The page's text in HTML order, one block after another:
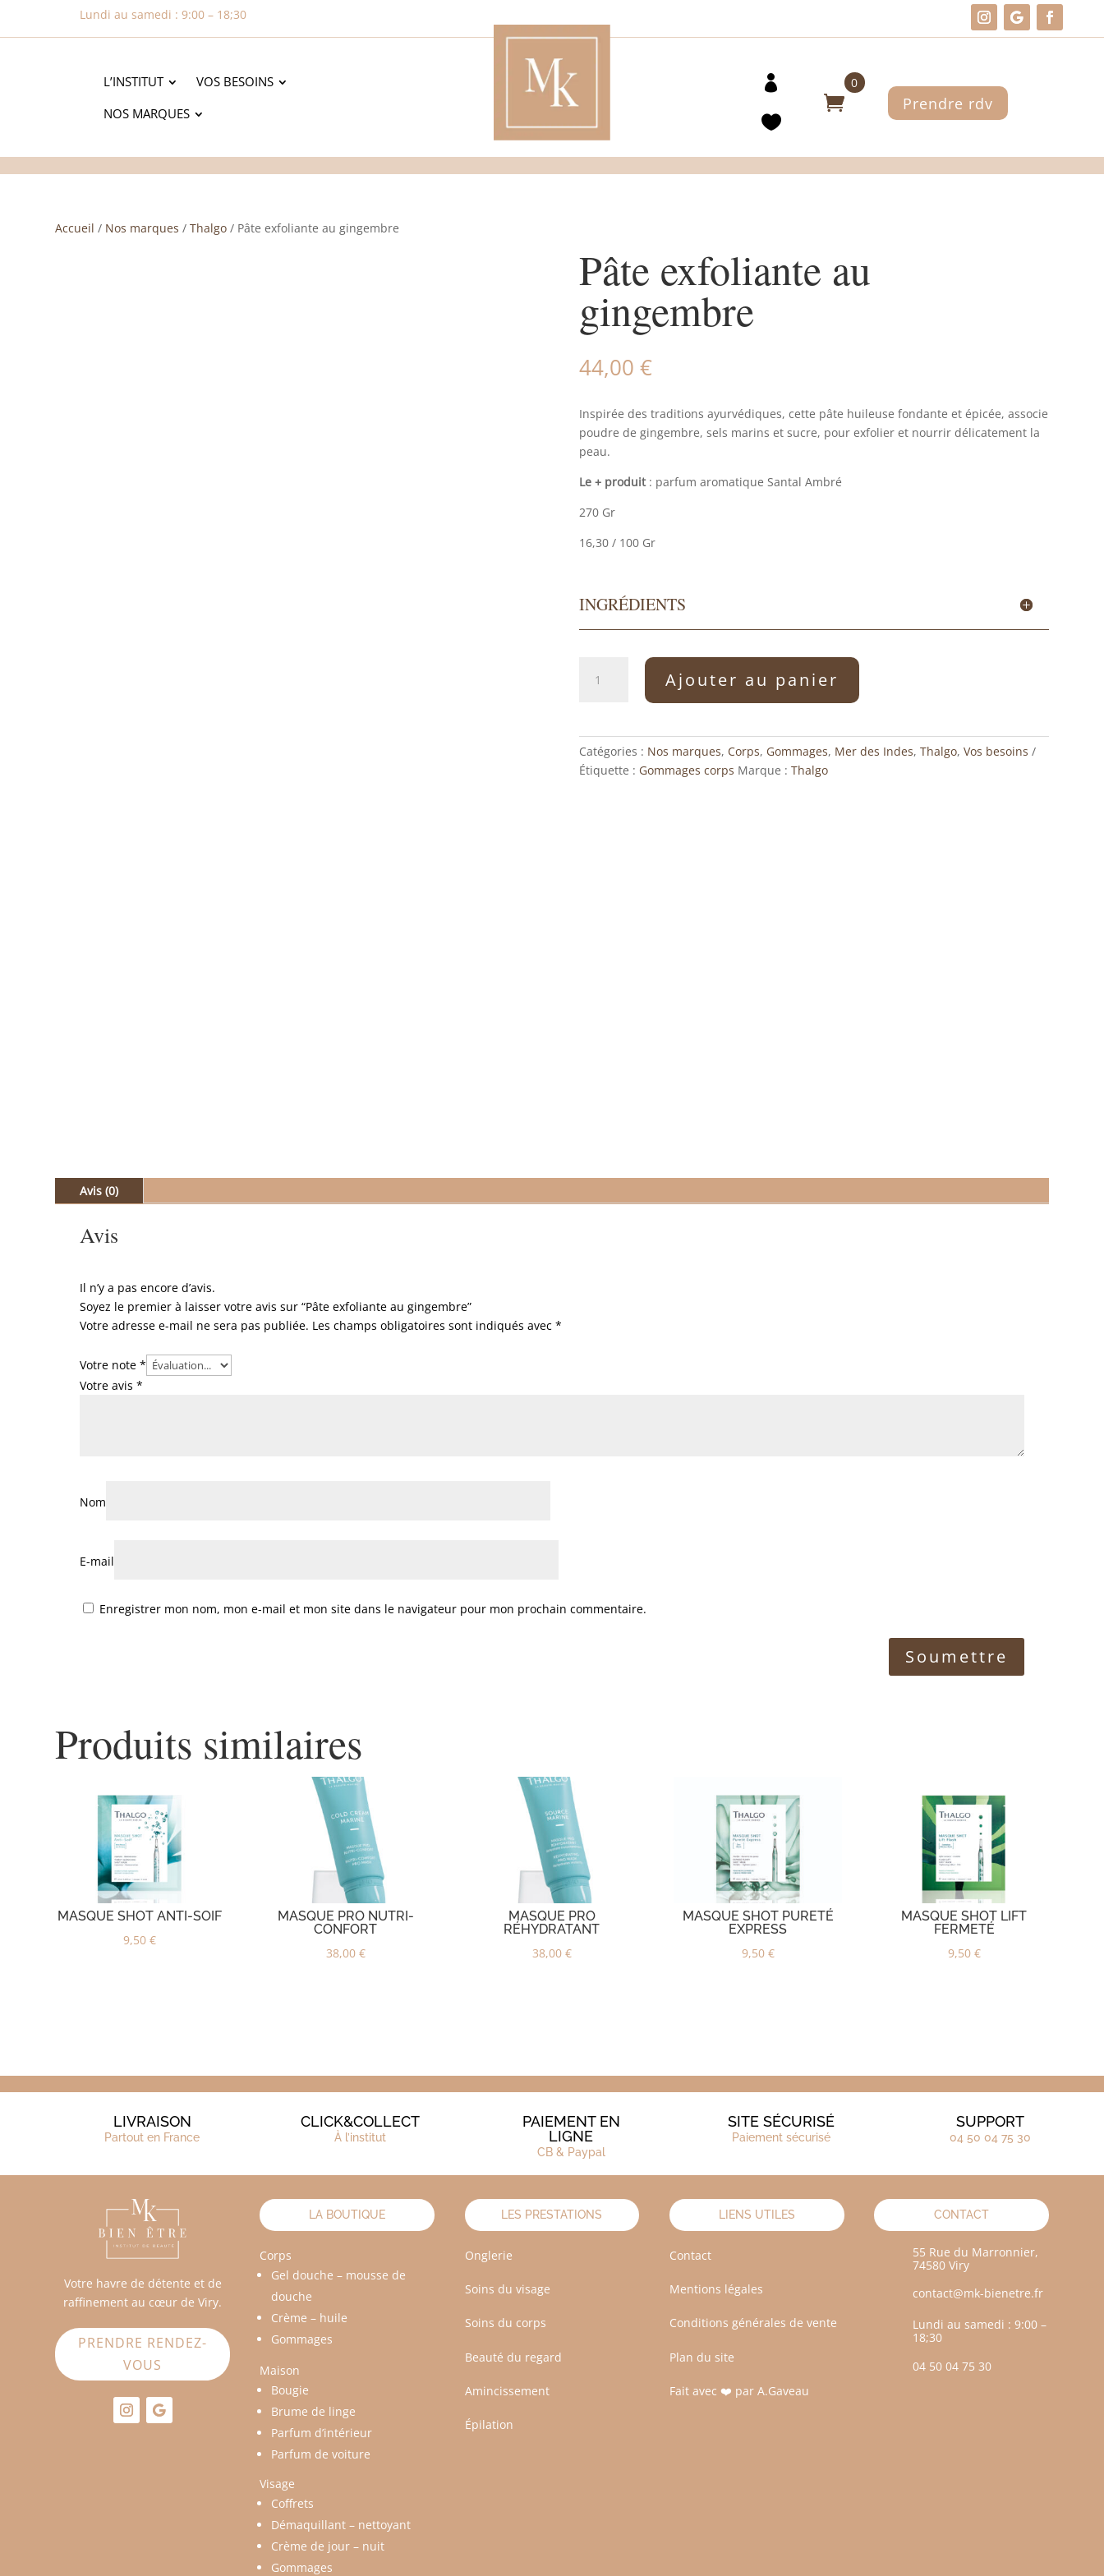
Lundi au samedi : 9:00 – 18;30
L’INSTITUT
VOS BESOINS
NOS MARQUES
0
Prendre rdv
Accueil / Nos marques /Thalgo / Pâte exfoliante au gingembre
Pâte exfoliante au
gingembre
44,00€
Inspirée des traditions ayurvédiques, cette pâte huileuse fondante et épicée, associe
poudre de gingembre, sels marins et sucre, pour exfolier et nourrir délicatement la
peau.
Le + produit : parfum aromatique Santal Ambré
270 Gr
16,30 / 100 Gr
INGRÉDIENTS
au
gingembre
Ajouter au panier
Catégories : Nos marques, Corps, Gommages, Mer des Indes,Thalgo,Vos besoins
Étiquette : Gommages corps Marque :Thalgo
Avis (0)
Avis
Il n’y a pas encore d’avis.
Soyez le premier à laisser votre avis sur “Pâte exfoliante au gingembre”
Votre adresse e-mail ne sera pas publiée. Les champs obligatoires sont indiqués avec*
Votre note*
Votre avis*
Nom
E-mail
Enregistrer mon nom, mon e-mail et mon site dans le navigateur pour mon prochain commentaire.
Produits similaires
MASQUE SHOT ANTI-SOIF
9,50 €
MASQUE PRO NUTRI-
CONFORT
38,00 €
MASQUE PRO
RÉHYDRATANT
38,00 €
MASQUE SHOT PURETÉ
EXPRESS
9,50 €
MASQUE SHOT LIFT
FERMETÉ
9,50 €
LIVRAISON
Partout en France
CLICK&COLLECT
À l’institut
PAIEMENT EN
LIGNE
CB & Paypal
SITE SÉCURISÉ
Paiement sécurisé
SUPPORT
04 50 04 75 30
Votre havre de détente et de
raffinement au cœur de Viry.
PRENDRE RENDEZ-
VOUS
LA BOUTIQUE
Corps
Gel douche – mousse de
douche
Crème – huile
Gommages
Maison
Bougie
Brume de linge
Parfum d’intérieur
Parfum de voiture
Visage
Coffrets
Démaquillant – nettoyant
Crème de jour – nuit
Gommages
LES PRESTATIONS
Onglerie
Soins du visage
Soins du corps
Beauté du regard
Amincissement
Épilation
LIENS UTILES
Contact
Mentions légales
Conditions générales de vente
Plan du site
Fait avec ❤️ par A.Gaveau
CONTACT
55 Rue du Marronnier,
74580 Viry
contact@mk-bienetre.fr
Lundi au samedi : 9:00 –
18;30
04 50 04 75 30